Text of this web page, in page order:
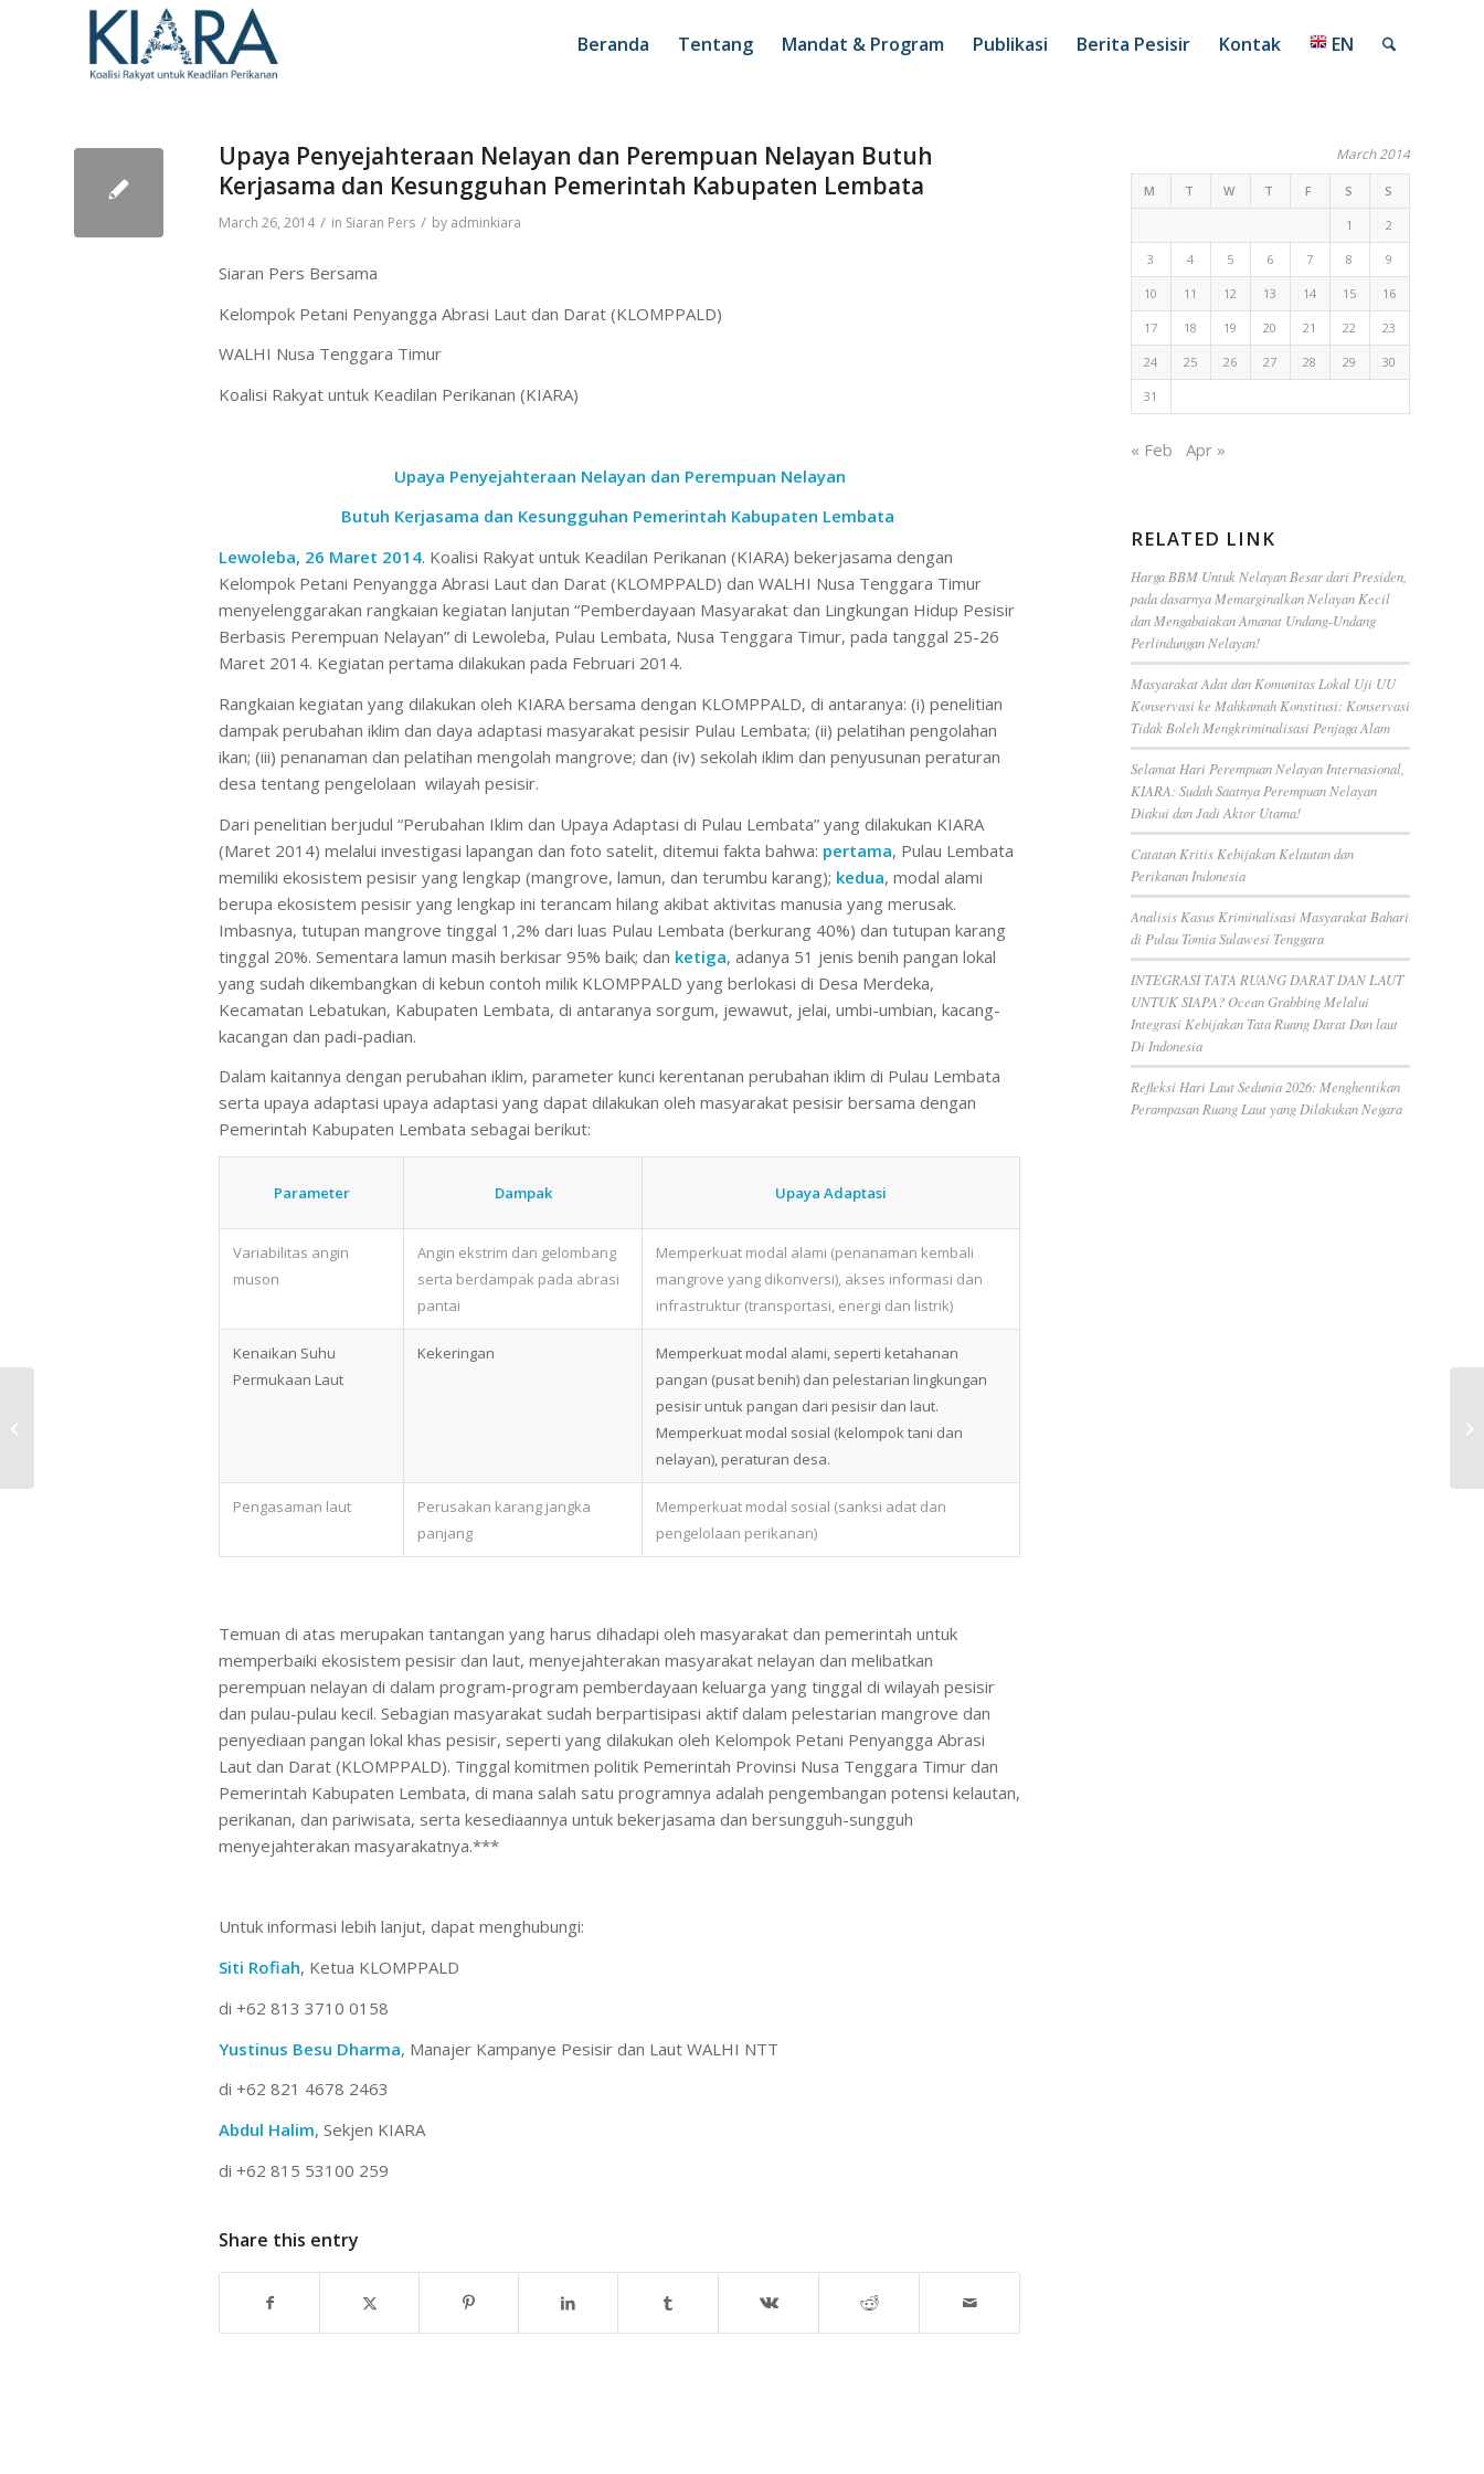
Beranda Tentang Mandat & Program Publikasi Berita Pesisir Kontak EN
Upaya Penyejahteraan Nelayan dan Perempuan Nelayan Butuh
Kerjasama dan Kesungguhan Pemerintah Kabupaten Lembata
March 26, 2014 / in Siaran Pers / by adminkiara
Siaran Pers Bersama
Kelompok Petani Penyangga Abrasi Laut dan Darat (KLOMPPALD)
WALHI Nusa Tenggara Timur
Koalisi Rakyat untuk Keadilan Perikanan (KIARA)
Upaya Penyejahteraan Nelayan dan Perempuan Nelayan
Butuh Kerjasama dan Kesungguhan Pemerintah Kabupaten Lembata
Lewoleba, 26 Maret 2014. Koalisi Rakyat untuk Keadilan Perikanan (KIARA) bekerjasama dengan
Kelompok Petani Penyangga Abrasi Laut dan Darat (KLOMPPALD) dan WALHI Nusa Tenggara Timur
menyelenggarakan rangkaian kegiatan lanjutan “Pemberdayaan Masyarakat dan Lingkungan Hidup Pesisir
Berbasis Perempuan Nelayan” di Lewoleba, Pulau Lembata, Nusa Tenggara Timur, pada tanggal 25-26
Maret 2014. Kegiatan pertama dilakukan pada Februari 2014.
Rangkaian kegiatan yang dilakukan oleh KIARA bersama dengan KLOMPPALD, di antaranya: (i) penelitian
dampak perubahan iklim dan daya adaptasi masyarakat pesisir Pulau Lembata; (ii) pelatihan pengolahan
ikan; (iii) penanaman dan pelatihan mengolah mangrove; dan (iv) sekolah iklim dan penyusunan peraturan
desa tentang pengelolaan wilayah pesisir.
Dari penelitian berjudul “Perubahan Iklim dan Upaya Adaptasi di Pulau Lembata” yang dilakukan KIARA
(Maret 2014) melalui investigasi lapangan dan foto satelit, ditemui fakta bahwa: pertama, Pulau Lembata
memiliki ekosistem pesisir yang lengkap (mangrove, lamun, dan terumbu karang); kedua, modal alami
berupa ekosistem pesisir yang lengkap ini terancam hilang akibat aktivitas manusia yang merusak.
Imbasnya, tutupan mangrove tinggal 1,2% dari luas Pulau Lembata (berkurang 40%) dan tutupan karang
tinggal 20%. Sementara lamun masih berkisar 95% baik; dan ketiga, adanya 51 jenis benih pangan lokal
yang sudah dikembangkan di kebun contoh milik KLOMPPALD yang berlokasi di Desa Merdeka,
Kecamatan Lebatukan, Kabupaten Lembata, di antaranya sorgum, jewawut, jelai, umbi-umbian, kacang-
kacangan dan padi-padian.
Dalam kaitannya dengan perubahan iklim, parameter kunci kerentanan perubahan iklim di Pulau Lembata
serta upaya adaptasi upaya adaptasi yang dapat dilakukan oleh masyarakat pesisir bersama dengan
Pemerintah Kabupaten Lembata sebagai berikut:
Parameter Dampak Upaya Adaptasi
Variabilitas angin
muson
Angin ekstrim dan gelombang
serta berdampak pada abrasi
pantai
Memperkuat modal alami (penanaman kembali
mangrove yang dikonversi), akses informasi dan
infrastruktur (transportasi, energi dan listrik)
Kenaikan Suhu
Permukaan Laut
Kekeringan
Memperkuat modal alami, seperti ketahanan
pangan (pusat benih) dan pelestarian lingkungan
pesisir untuk pangan dari pesisir dan laut.
Memperkuat modal sosial (kelompok tani dan
nelayan), peraturan desa.
Pengasaman laut
Perusakan karang jangka
panjang
Memperkuat modal sosial (sanksi adat dan
pengelolaan perikanan)
Temuan di atas merupakan tantangan yang harus dihadapi oleh masyarakat dan pemerintah untuk
memperbaiki ekosistem pesisir dan laut, menyejahterakan masyarakat nelayan dan melibatkan
perempuan nelayan di dalam program-program pemberdayaan keluarga yang tinggal di wilayah pesisir
dan pulau-pulau kecil. Sebagian masyarakat sudah berpartisipasi aktif dalam pelestarian mangrove dan
penyediaan pangan lokal khas pesisir, seperti yang dilakukan oleh Kelompok Petani Penyangga Abrasi
Laut dan Darat (KLOMPPALD). Tinggal komitmen politik Pemerintah Provinsi Nusa Tenggara Timur dan
Pemerintah Kabupaten Lembata, di mana salah satu programnya adalah pengembangan potensi kelautan,
perikanan, dan pariwisata, serta kesediaannya untuk bekerjasama dan bersungguh-sungguh
menyejahterakan masyarakatnya.***
Untuk informasi lebih lanjut, dapat menghubungi:
Siti Rofiah, Ketua KLOMPPALD
di +62 813 3710 0158
Yustinus Besu Dharma, Manajer Kampanye Pesisir dan Laut WALHI NTT
di +62 821 4678 2463
Abdul Halim, Sekjen KIARA
di +62 815 53100 259
Share this entry
March 2014
M T W T F S S
1 2
3 4 5 6 7 8 9
10 11 12 13 14 15 16
17 18 19 20 21 22 23
24 25 26 27 28 29 30
31
« Feb Apr »
RELATED LINK
Harga BBM Untuk Nelayan Besar dari Presiden,
pada dasarnya Memarginalkan Nelayan Kecil
dan Mengabaiakan Amanat Undang-Undang
Perlindungan Nelayan!
Masyarakat Adat dan Komunitas Lokal Uji UU
Konservasi ke Mahkamah Konstitusi: Konservasi
Tidak Boleh Mengkriminalisasi Penjaga Alam
Selamat Hari Perempuan Nelayan Internasional,
KIARA: Sudah Saatnya Perempuan Nelayan
Diakui dan Jadi Aktor Utama!
Catatan Kritis Kebijakan Kelautan dan
Perikanan Indonesia
Analisis Kasus Kriminalisasi Masyarakat Bahari
di Pulau Tomia Sulawesi Tenggara
INTEGRASI TATA RUANG DARAT DAN LAUT
UNTUK SIAPA? Ocean Grabbing Melalui
Integrasi Kebijakan Tata Ruang Darat Dan laut
Di Indonesia
Refleksi Hari Laut Sedunia 2026: Menghentikan
Perampasan Ruang Laut yang Dilakukan Negara